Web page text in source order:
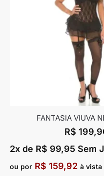
FANTASIA VIUVA
R$
2x de R$ 99,95 Sem
ou por R$ 159,92 à vista